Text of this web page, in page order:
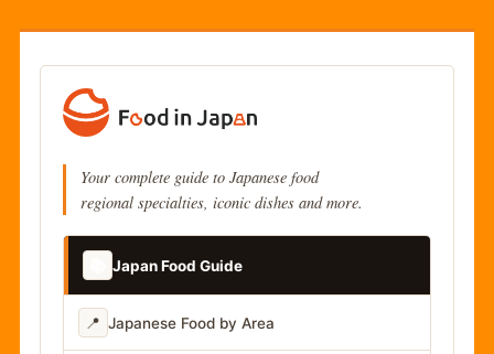
Your complete guide to Japanese food
regional specialties, iconic dishes and more.
Japan Food Guide
📍 Japanese Food by Area